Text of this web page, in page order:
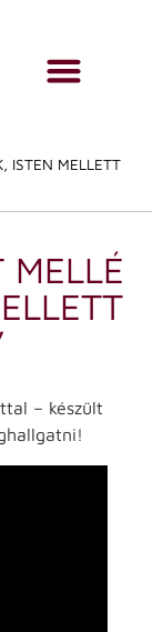
ISTEN MELLETT
MELLÉ
– készült